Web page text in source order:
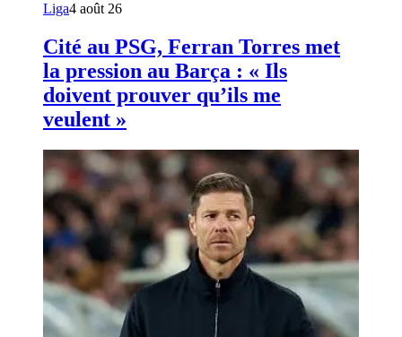
Liga4 août 26
Cité au PSG, Ferran Torres met
la pression au Barça : « Ils
doivent prouver qu’ils me
veulent »